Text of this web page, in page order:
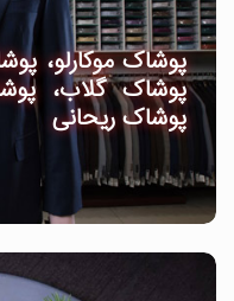
پوشاک موکارلو،
پوشاک گلاب،
پوشاک ریحانی